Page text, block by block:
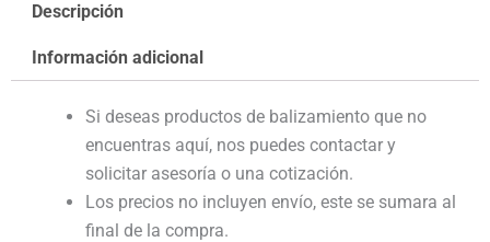
Descripción
Información adicional
Si deseas productos de balizamiento que no
encuentras aquí, nos puedes contactar y
solicitar asesoría o una cotización.
Los precios no incluyen envío, este se sumara al
final de la compra.